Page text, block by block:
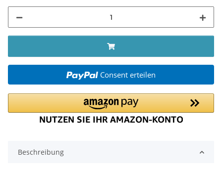
Consent erteilen
Beschreibung